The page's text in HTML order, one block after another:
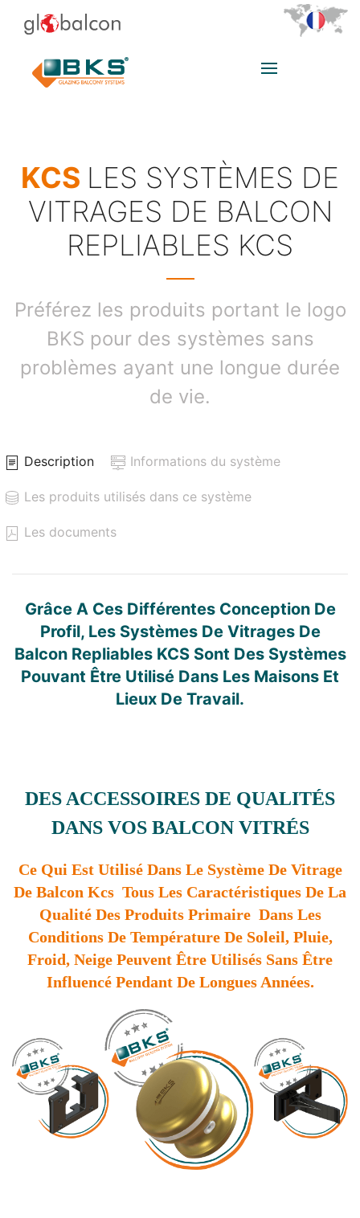
KCS LES SYSTÈMES DE
VITRAGES DE BALCON
REPLIABLES KCS
Préférez les produits portant le logo
BKS pour des systèmes sans
problèmes ayant une longue durée
de vie.
Description Informations du système
Les produits utilisés dans ce système
Les documents
Grâce A Ces Différentes Conception De
Profil, Les Systèmes De Vitrages De
Balcon Repliables KCS Sont Des Systèmes
Pouvant Être Utilisé Dans Les Maisons Et
Lieux De Travail.
DES ACCESSOIRES DE QUALITÉS
DANS VOS BALCON VITRÉS
Ce Qui Est Utilisé Dans Le Système De Vitrage
De Balcon Kcs Tous Les Caractéristiques De La
Qualité Des Produits Primaire Dans Les
Conditions De Température De Soleil, Pluie,
Froid, Neige Peuvent Être Utilisés Sans Être
Influencé Pendant De Longues Années.